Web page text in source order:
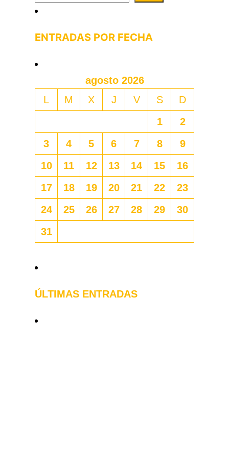
ENTRADAS POR FECHA
agosto 2026
L
M X J V S
D
1
2
3
4 5 6 7 8
9
10
11 12 13 14 15
16
17
18 19 20 21 22
23
24
25 26 27 28 29
30
31
ÚLTIMAS ENTRADAS